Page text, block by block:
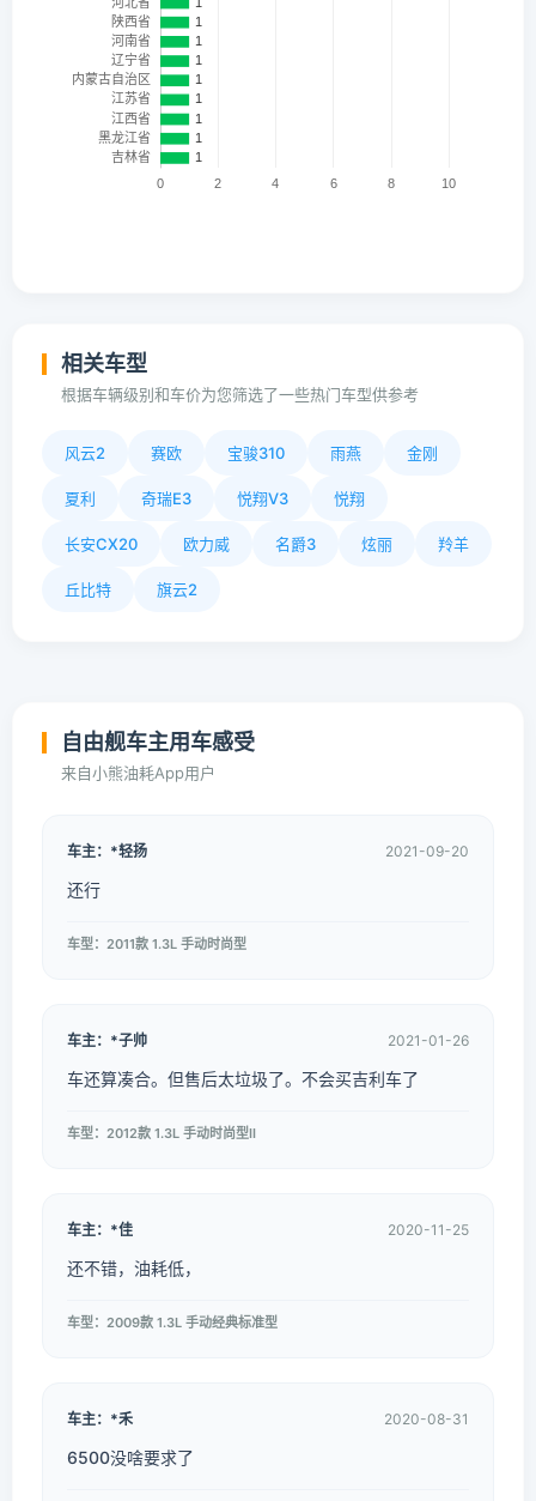
相关车型
根据车辆级别和车价为您筛选了一些热门车型供参考
风云2 赛欧 宝骏310 雨燕 金刚
夏利 奇瑞E3 悦翔V3 悦翔
长安CX20 欧力威 名爵3 炫丽 羚羊
丘比特 旗云2
自由舰车主用车感受
来自小熊油耗App用户
车主：*轻扬 2021-09-20
还行
车型：2011款 1.3L 手动时尚型
车主：*子帅 2021-01-26
车还算凑合。但售后太垃圾了。不会买吉利车了
车型：2012款 1.3L 手动时尚型II
车主：*佳 2020-11-25
还不错，油耗低，
车型：2009款 1.3L 手动经典标准型
车主：*禾 2020-08-31
6500没啥要求了